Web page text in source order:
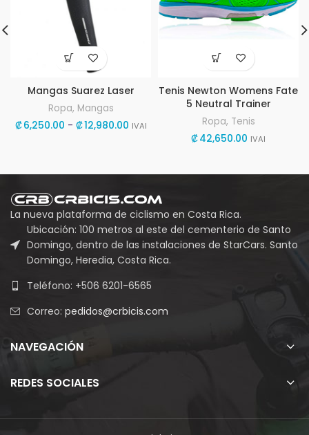
Mangas Suarez Laser
Ropa, Mangas
₡6,250.00 - ₡12,980.00Rango
₡6,250.00
₡12,980.00
IVAI
Tenis Newton Womens Fate
5 Neutral Trainer
Ropa, Tenis
₡42,650.00 IVAI
La nueva plataforma de ciclismo en Costa Rica.
Ubicación: 100 metros al este del cementerio de Santo
Domingo, dentro de las instalaciones de StarCars. Santo
Domingo, Heredia, Costa Rica.
Teléfono: +506 6201-6565
Correo: pedidos@crbicis.com
NAVEGACIÓN
REDES SOCIALES